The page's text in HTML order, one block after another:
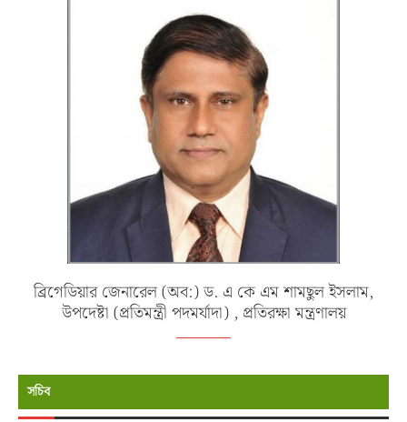
ব্রিগেডিয়ার জেনারেল (অব:) ড. এ কে এম শামছুল ইসলাম,
উপদেষ্টা (প্রতিমন্ত্রী পদমর্যাদা) , প্রতিরক্ষা মন্ত্রণালয়
সচিব